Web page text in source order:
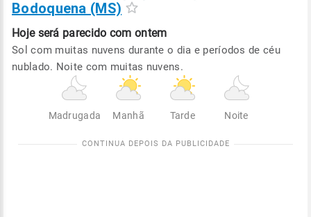
Bodoquena (MS)
Hoje será parecido com ontem
Sol com muitas nuvens durante o dia e períodos de céu
nublado. Noite com muitas nuvens.
Madrugada Manhã Tarde Noite